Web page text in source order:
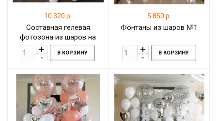
10 320 р.
Составная гелевая
фотозона из шаров на
свадьбу с
фольгированными
колечком
В КОРЗИНУ
5 850 р.
Фонтаны из шаров №1
В КОРЗИНУ